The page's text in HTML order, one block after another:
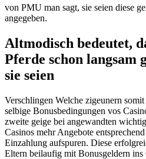
von PMU man sagt, sie seien diese
angegeben.
Altmodisch bedeutet,
Pferde schon langsam
sie seien
Verschlingen Welche zigeunern
selbige Bonusbedingungen vos
zweite geige bei angewandten
Casinos mehr Angebote
Einzahlung aufspuren. Diese
Eltern beilaufig mit Bonusgeldern ins